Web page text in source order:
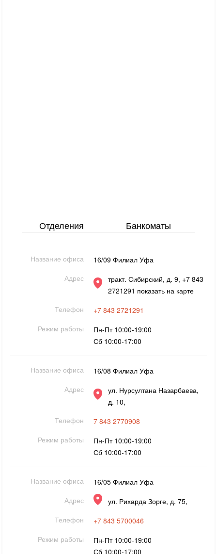
Отделения Банкоматы
Название офиса
16/09 Филиал Уфа
Адрес
тракт. Сибирский, д. 9, +7 843
2721291 показать на карте
Телефон
+7 843 2721291
Режим работы
Пн-Пт 10:00-19:00
Сб 10:00-17:00
Название офиса
16/08 Филиал Уфа
Адрес
ул. Нурсултана Назарбаева,
д. 10,
Телефон
7 843 2770908
Режим работы
Пн-Пт 10:00-19:00
Сб 10:00-17:00
Название офиса
16/05 Филиал Уфа
Адрес
ул. Рихарда Зорге, д. 75,
Телефон
+7 843 5700046
Режим работы
Пн-Пт 10:00-19:00
Сб 10:00-17:00